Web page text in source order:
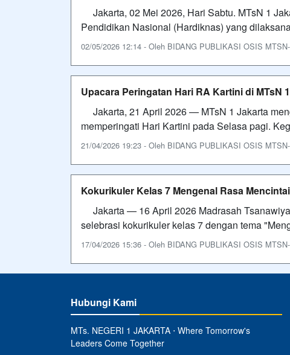
Jakarta, 02 Mei 2026, Hari Sabtu. MTsN 1
Pendidikan Nasional (Hardiknas) yang
02/05/2026 12:14 - Oleh BIDANG PUBLIKASI OSIS
Upacara Peringatan Hari RA Kartini di MTsN
Jakarta, 21 April 2026 — MTsN 1 Jakarta
memperingati Hari Kartini pada Selasa pagi.
21/04/2026 19:23 - Oleh BIDANG PUBLIKASI OSIS
Kokurikuler Kelas 7 Mengenal Rasa
Jakarta — 16 April 2026 Madrasah
selebrasi kokurikuler kelas 7 dengan tema
17/04/2026 15:36 - Oleh BIDANG PUBLIKASI OSIS
Hubungi Kami
MTs. NEGERI 1 JAKARTA ⋅ Where Tomorrow's
Leaders Come Together